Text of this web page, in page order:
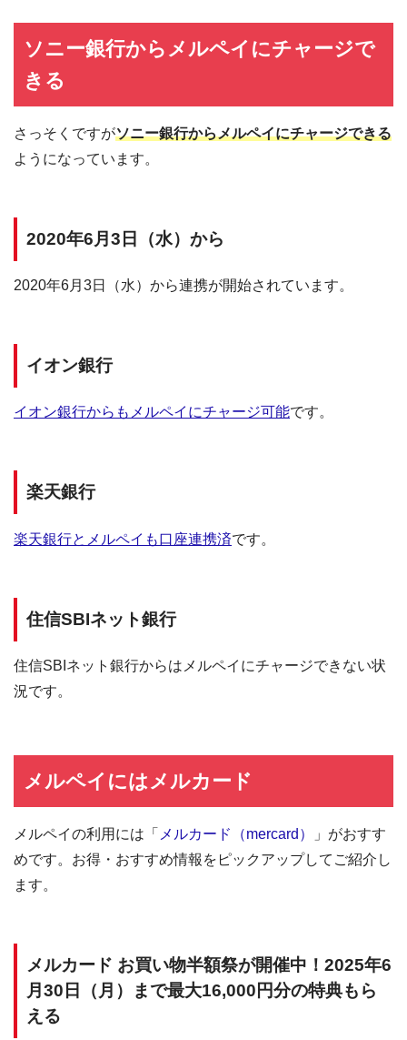
ソニー銀行からメルペイにチャージで
きる
さっそくですがソニー銀行からメルペイにチャージできる
ようになっています。
2020年6月3日（水）から
2020年6月3日（水）から連携が開始されています。
イオン銀行
イオン銀行からもメルペイにチャージ可能です。
楽天銀行
楽天銀行とメルペイも口座連携済です。
住信SBIネット銀行
住信SBIネット銀行からはメルペイにチャージできない状
況です。
メルペイにはメルカード
メルペイの利用には「 メルカード（mercard）
」がおすす
めです。お得・おすすめ情報をピックアップしてご紹介し
ます。
メルカード お買い物半額祭が開催中！2025年6
月30日（月）まで最大16,000円分の特典もら
える